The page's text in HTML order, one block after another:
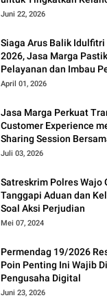
dan Kenyamanan
Juni 22, 2026
Siaga Arus Balik
2026, Jasa Marga
Pelayanan dan Imbau
Rest Area Alternatif
April 01, 2026
Jasa Marga Perkuat
Customer Experience
Sharing Session
Praktisi
Juli 03, 2026
Satreskrim Polres Wajo
Tanggapi Aduan dan
Soal Aksi Perjudian
Mei 07, 2024
Permendag 19/2026
Poin Penting Ini Wajib
Pengusaha Digital
Juni 23, 2026